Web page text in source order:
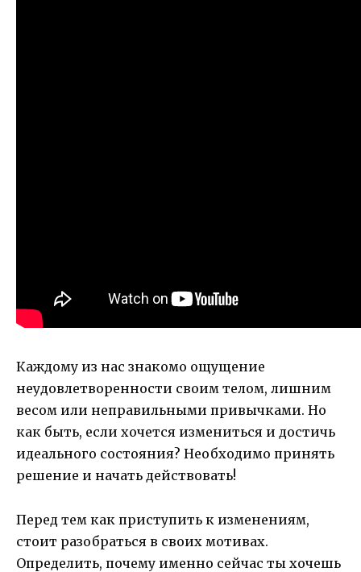
Каждому из нас знакомо ощущение
неудовлетворенности своим телом, лишним
весом или неправильными привычками. Но
как быть, если хочется измениться и достичь
идеального состояния? Необходимо принять
решение и начать действовать!
Перед тем как приступить к изменениям,
стоит разобраться в своих мотивах.
Определить, почему именно сейчас ты хочешь